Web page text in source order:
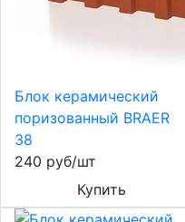
Блок керамический
поризованный BRAER
38
240 руб/шт
Купить